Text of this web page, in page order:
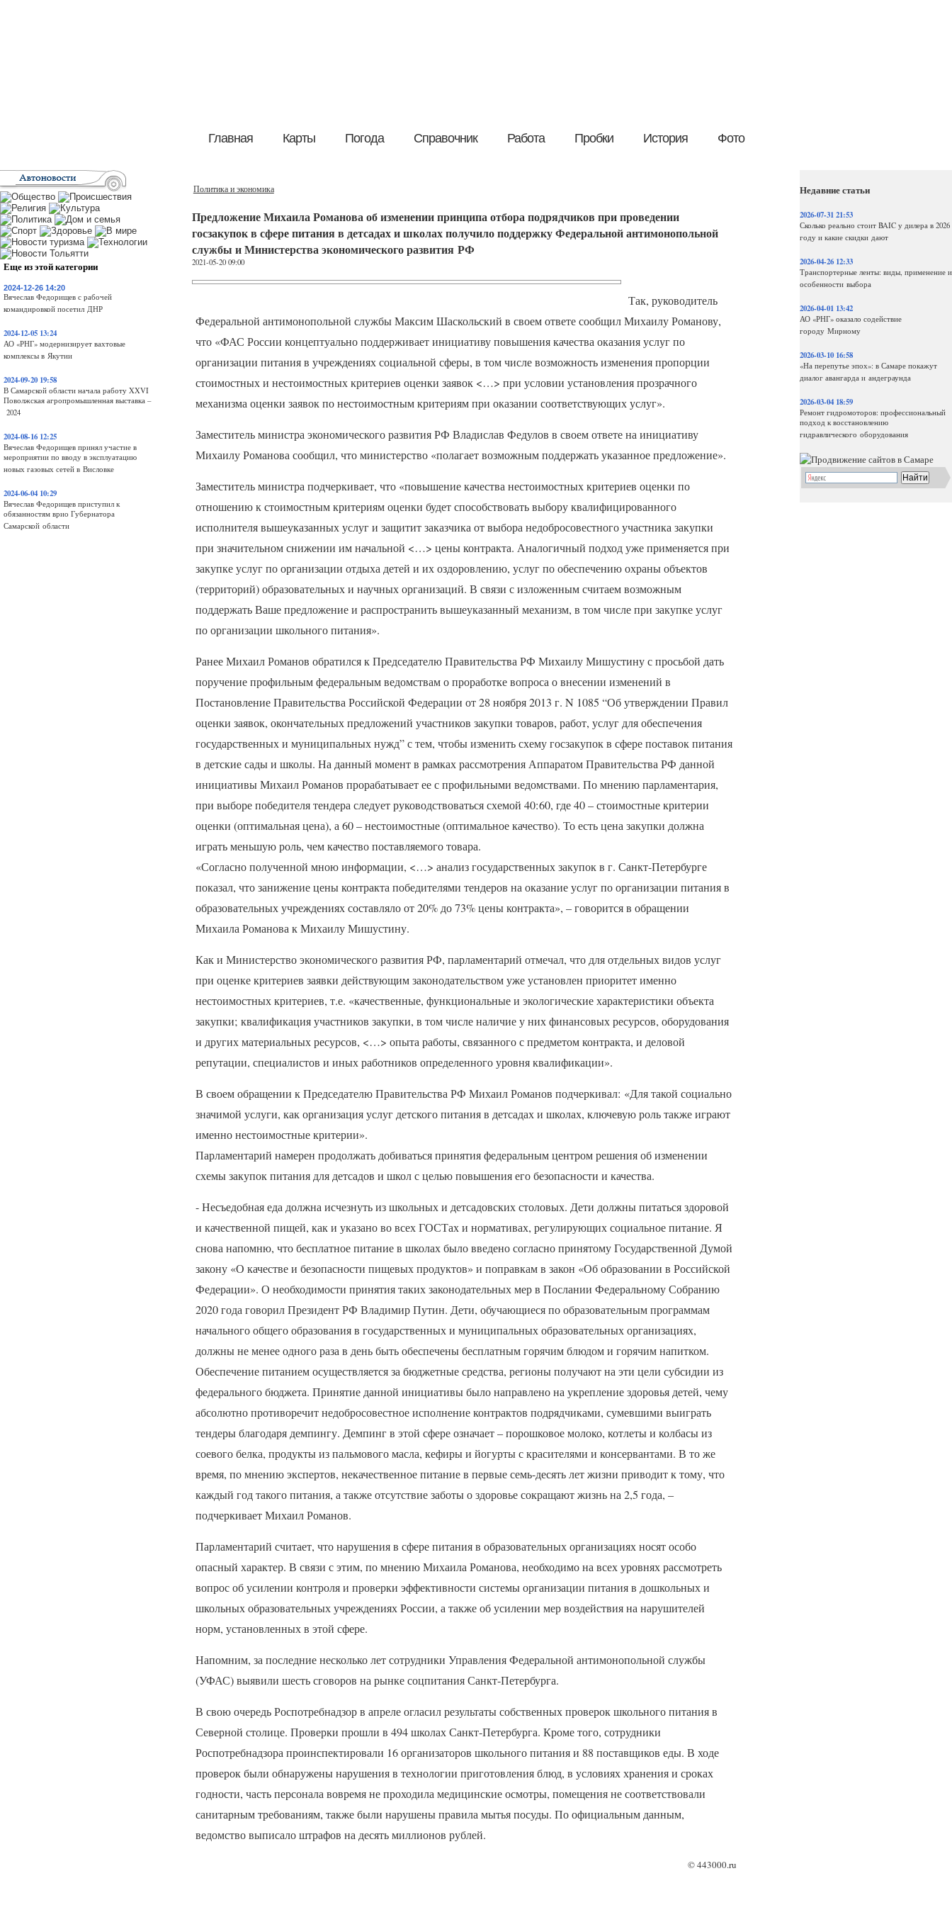
Главная Карты Погода Справочник Работа Пробки История Фото
Еще из этой категории
2024-12-26 14:20
Вячеслав Федорищев с рабочей
командировкой посетил ДНР
2024-12-05 13:24
АО «РНГ» модернизирует вахтовые
комплексы в Якутии
2024-09-20 19:58
В Самарской области начала работу XXVI
Поволжская агропромышленная выставка –
2024
2024-08-16 12:25
Вячеслав Федорищев принял участие в
мероприятии по вводу в эксплуатацию
новых газовых сетей в Висловке
2024-06-04 10:29
Вячеслав Федорищев приступил к
обязанностям врио Губернатора
Самарской области
Недавние статьи
2026-07-31 21:53
Сколько реально стоит BAIC у дилера в 2026
году и какие скидки дают
2026-04-26 12:33
Транспортерные ленты: виды, применение и
особенности выбора
2026-04-01 13:42
АО «РНГ» оказало содействие
городу Мирному
2026-03-10 16:58
«На перепутье эпох»: в Самаре покажут
диалог авангарда и андеграунда
2026-03-04 18:59
Ремонт гидромоторов: профессиональный
подход к восстановлению
гидравлического оборудования
Политика и экономика
Предложение Михаила Романова об изменении принципа отбора подрядчиков при проведении
госзакупок в сфере питания в детсадах и школах получило поддержку Федеральной антимонопольной
службы и Министерства экономического развития РФ
2021-05-20 09:00
Так, руководитель
Федеральной антимонопольной службы Максим Шаскольский в своем ответе сообщил Михаилу Романову,
что «ФАС России концептуально поддерживает инициативу повышения качества оказания услуг по
организации питания в учреждениях социальной сферы, в том числе возможность изменения пропорции
стоимостных и нестоимостных критериев оценки заявок <…> при условии установления прозрачного
механизма оценки заявок по нестоимостным критериям при оказании соответствующих услуг».
Заместитель министра экономического развития РФ Владислав Федулов в своем ответе на инициативу
Михаилу Романова сообщил, что министерство «полагает возможным поддержать указанное предложение».
Заместитель министра подчеркивает, что «повышение качества нестоимостных критериев оценки по
отношению к стоимостным критериям оценки будет способствовать выбору квалифицированного
исполнителя вышеуказанных услуг и защитит заказчика от выбора недобросовестного участника закупки
при значительном снижении им начальной <…> цены контракта. Аналогичный подход уже применяется при
закупке услуг по организации отдыха детей и их оздоровлению, услуг по обеспечению охраны объектов
(территорий) образовательных и научных организаций. В связи с изложенным считаем возможным
поддержать Ваше предложение и распространить вышеуказанный механизм, в том числе при закупке услуг
по организации школьного питания».
Ранее Михаил Романов обратился к Председателю Правительства РФ Михаилу Мишустину с просьбой дать
поручение профильным федеральным ведомствам о проработке вопроса о внесении изменений в
Постановление Правительства Российской Федерации от 28 ноября 2013 г. N 1085 “Об утверждении Правил
оценки заявок, окончательных предложений участников закупки товаров, работ, услуг для обеспечения
государственных и муниципальных нужд” с тем, чтобы изменить схему госзакупок в сфере поставок питания
в детские сады и школы. На данный момент в рамках рассмотрения Аппаратом Правительства РФ данной
инициативы Михаил Романов прорабатывает ее с профильными ведомствами. По мнению парламентария,
при выборе победителя тендера следует руководствоваться схемой 40:60, где 40 – стоимостные критерии
оценки (оптимальная цена), а 60 – нестоимостные (оптимальное качество). То есть цена закупки должна
играть меньшую роль, чем качество поставляемого товара.
«Согласно полученной мною информации, <…> анализ государственных закупок в г. Санкт-Петербурге
показал, что занижение цены контракта победителями тендеров на оказание услуг по организации питания в
образовательных учреждениях составляло от 20% до 73% цены контракта», – говорится в обращении
Михаила Романова к Михаилу Мишустину.
Как и Министерство экономического развития РФ, парламентарий отмечал, что для отдельных видов услуг
при оценке критериев заявки действующим законодательством уже установлен приоритет именно
нестоимостных критериев, т.е. «качественные, функциональные и экологические характеристики объекта
закупки; квалификация участников закупки, в том числе наличие у них финансовых ресурсов, оборудования
и других материальных ресурсов, <…> опыта работы, связанного с предметом контракта, и деловой
репутации, специалистов и иных работников определенного уровня квалификации».
В своем обращении к Председателю Правительства РФ Михаил Романов подчеркивал: «Для такой социально
значимой услуги, как организация услуг детского питания в детсадах и школах, ключевую роль также играют
именно нестоимостные критерии».
Парламентарий намерен продолжать добиваться принятия федеральным центром решения об изменении
схемы закупок питания для детсадов и школ с целью повышения его безопасности и качества.
- Несъедобная еда должна исчезнуть из школьных и детсадовских столовых. Дети должны питаться здоровой
и качественной пищей, как и указано во всехГОСТах и нормативах, регулирующих социальное питание. Я
снова напомню, что бесплатное питание в школах было введено согласно принятому Государственной Думой
закону «О качестве и безопасности пищевых продуктов» и поправкам в закон «Об образовании в Российской
Федерации». О необходимости принятия таких законодательных мер в Послании Федеральному Собранию
2020 года говорил Президент РФ Владимир Путин. Дети, обучающиеся по образовательным программам
начального общего образования в государственных и муниципальных образовательных организациях,
должны не менее одного раза в день быть обеспечены бесплатным горячим блюдом и горячим напитком.
Обеспечение питанием осуществляется за бюджетные средства, регионы получают на эти цели субсидии из
федерального бюджета. Принятие данной инициативы было направлено на укрепление здоровья детей, чему
абсолютно противоречит недобросовестное исполнение контрактов подрядчиками, сумевшими выиграть
тендеры благодаря демпингу. Демпинг в этой сфере означает – порошковое молоко, котлеты и колбасы из
соевого белка, продукты из пальмового масла, кефиры и йогурты с красителями и консервантами. В то же
время, по мнению экспертов, некачественное питание в первые семь-десять лет жизни приводит к тому, что
каждый год такого питания, а также отсутствие заботы о здоровье сокращают жизнь на 2,5 года, –
подчеркивает Михаил Романов.
Парламентарий считает, что нарушения в сфере питания в образовательных организациях носят особо
опасный характер. В связи с этим, по мнению Михаила Романова, необходимо на всех уровнях рассмотреть
вопрос об усилении контроля и проверки эффективности системы организации питания в дошкольных и
школьных образовательных учреждениях России, а также об усилении мер воздействия на нарушителей
норм, установленных в этой сфере.
Напомним, за последние несколько лет сотрудники Управления Федеральной антимонопольной службы
(УФАС) выявили шесть сговоров на рынке соцпитания Санкт-Петербурга.
В свою очередь Роспотребнадзор в апреле огласил результаты собственных проверок школьного питания в
Северной столице. Проверки прошли в 494 школах Санкт-Петербурга. Кроме того, сотрудники
Роспотребнадзора проинспектировали 16 организаторов школьного питания и 88 поставщиков еды. В ходе
проверок были обнаружены нарушения в технологии приготовления блюд, в условиях хранения и сроках
годности, часть персонала вовремя не проходила медицинские осмотры, помещения не соответствовали
санитарным требованиям, также были нарушены правила мытья посуды. По официальным данным,
ведомство выписало штрафов на десять миллионов рублей.
©443000.ru